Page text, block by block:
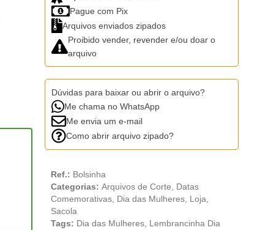
Pague com Pix
Arquivos enviados zipados
Proibido vender, revender e/ou doar o
arquivo
Dúvidas para baixar ou abrir o arquivo?
Me chama no WhatsApp
Me envia um e-mail
Como abrir arquivo zipado?
Ref.: Bolsinha
Categorias:Arquivos de Corte
Datas
Comemorativas Dia das Mulheres Loja
Sacola
Tags: Dia das Mulheres Lembrancinha Dia